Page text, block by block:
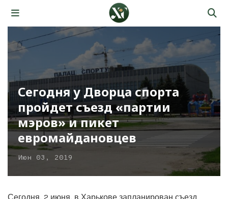
Сегодня у Дворца спорта
пройдет съезд «партии
мэров» и пикет
евромайдановцев
Июн 03, 2019
Сегодня, 2 июня, в Харькове запланирован съезд